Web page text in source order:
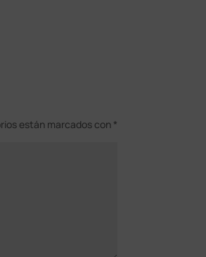
están marcados con *